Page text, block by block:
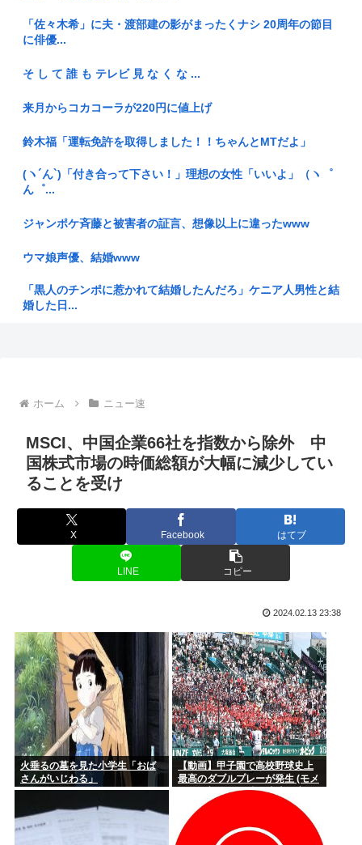
もなき...
安全ア...
【画像】フジテレビで水着JKwww
日銀が「...
【衝撃】ヒコロヒーさんがコンビニの割引おにぎりを〝絶対買
わない〟...
海外の一番手Vグループ支配が「現地勢の自滅」によって一層
深刻化し...
ドパガキ・Z世代のせいで廃れてきた文化
どもた...
【政府】高市総理「物価上昇を上回る賃上げを日本に定着させ
る」 国...
【悲報】ロシア、じわじわと逝き始める
日本の国旗って世界一シンプルなのに分かりやすくて見た目も
【最近】俺がAmazonで買ってよかったものおしえる
「佐々木希」に夫・渡部建の影がまったくナシ 20周年の節目
に俳優...
そ し て 誰 も テレビ 見 な く な ...
来月からコカコーラが220円に値上げ
鈴木福「運転免許を取得しました！！ちゃんとMTだよ」
(ヽ´ん`)「付き合って下さい！」理想の女性「いいよ」（ヽ゜
ん゜...
ジャンポケ斉藤と被害者の証言、想像以上に違ったwww
ウマ娘声優、結婚www
「黒人のチンポに惹かれて結婚したんだろ」ケニア人男性と結
婚した日...
について...
エアコン無しワイ、死の危険
「中古」は止めておいたほうがいいもの
抜いた』...
日傘バカ女は4ね
推し活中国人集団22人、タイ空港の搭乗口でチケット提示に
伊集院光「カレーにじゃがいもはいらない」
経験人数は夫・1人だけ。制服の似合う美少女が…
俺が買うか悩んでる靴正直に評価してくれ
メーカー「消費税7%安くなるならその分値上げしたろw」こ
れどうす...
経営者「消費税が1%になっても値下げはしない、差額は懐に
NHK性加害事案、国会で追及へ 8月中に総務委員会が閉会中審
ホーム ニュー速
MSCI、中国企業66社を指数から除外 中
国株式市場の時価総額が大幅に減少してい
ることを受け
X Facebook はてブ
LINE コピー
2024.02.13 23:38
火垂るの墓を見た小学生「おば
さんがいじわる」
【動画】甲子園で高校野球史上
最高のダブルプレーが発生 (モメ
ンらの想像の25倍は史上最高)こ
れもうプロ野球超えてるだろ…